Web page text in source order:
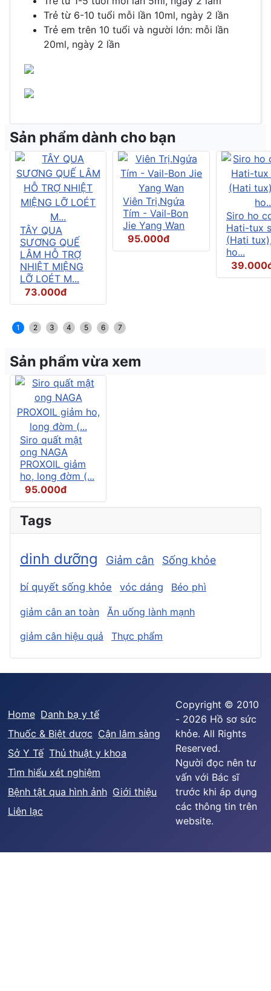
Trẻ từ 6-10 tuổi mỗi lần 10ml, ngày 2 lần
Trẻ em trên 10 tuổi và người lớn: mỗi lần
20ml, ngày 2 lần
Sản phẩm dành cho bạn
TÂY QUA
SƯƠNG QUẾ
LÂM HỖ TRỢ
NHIỆT MIỆNG
LỠ LOÉT M...
73.000đ
Viên Trị.Ngứa
Tím - Vail-Bon
Jie Yang Wan
95.000đ
Siro ho
Hati-tux
(Hati
ho...
1 2 3 4 5 6 7
Sản phẩm vừa xem
Siro quất mật
ong NAGA
PROXOIL giảm
ho, long đờm (...
95.000đ
Tags
dinh dưỡng Giảm cân Sống khỏe
bí quyết sống khỏe vóc dáng Béo phì
giảm cân an toàn
Ăn uống lành mạnh
giảm cân hiệu quả
Thực phẩm
Home Danh bạ y tế
Thuốc & Biệt dược Cận lâm sàng
Sở Y Tế Thủ thuật y khoa
Tìm hiểu xét nghiệm
Bệnh tật qua hình ảnh Giới thiệu
Liên lạc
Copyright © 2010
- 2026 Hồ sơ sức
khỏe. All Rights
Reserved.
Người đọc nên tư
vấn với Bác sĩ
trước khi áp dụng
các thông tin trên
website.